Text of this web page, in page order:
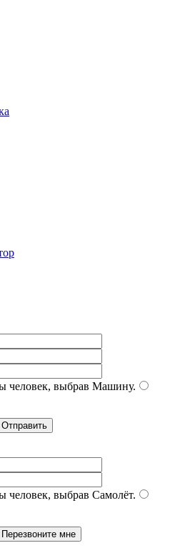
человек, выбрав Машину.
человек, выбрав Самолёт.